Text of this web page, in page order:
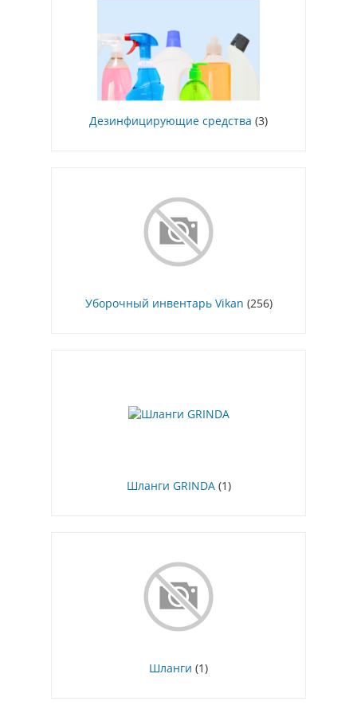
Дезинфицирующие средства (3)
Уборочный инвентарь Vikan (256)
Шланги GRINDA (1)
Шланги (1)